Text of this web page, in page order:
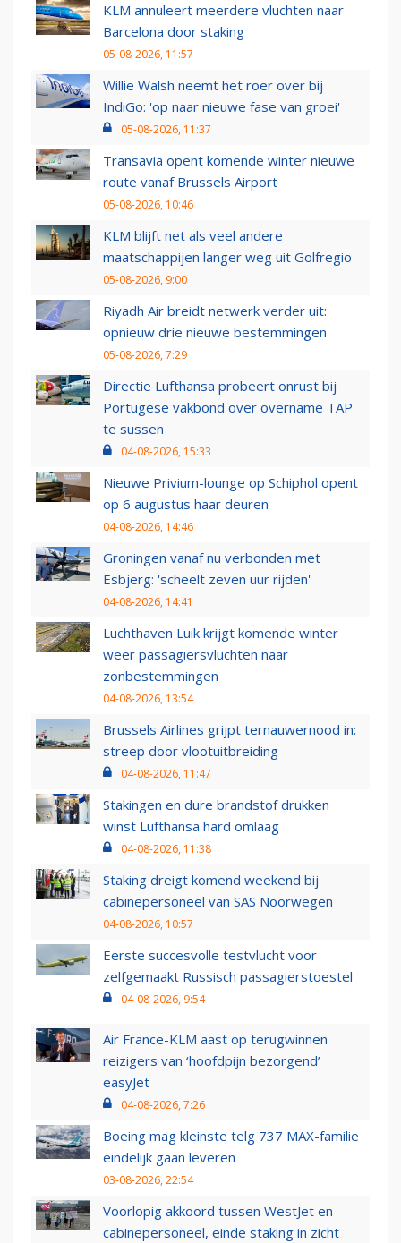
KLM annuleert meerdere vluchten naar
Barcelona door staking
05-08-2026, 11:57
Willie Walsh neemt het roer over bij
IndiGo: 'op naar nieuwe fase van groei'
05-08-2026, 11:37
Transavia opent komende winter nieuwe
route vanaf Brussels Airport
05-08-2026, 10:46
KLM blijft net als veel andere
maatschappijen langer weg uit Golfregio
05-08-2026, 9:00
Riyadh Air breidt netwerk verder uit:
opnieuw drie nieuwe bestemmingen
05-08-2026, 7:29
Directie Lufthansa probeert onrust bij
Portugese vakbond over overname TAP
te sussen
04-08-2026, 15:33
Nieuwe Privium-lounge op Schiphol opent
op 6 augustus haar deuren
04-08-2026, 14:46
Groningen vanaf nu verbonden met
Esbjerg: 'scheelt zeven uur rijden'
04-08-2026, 14:41
Luchthaven Luik krijgt komende winter
weer passagiersvluchten naar
zonbestemmingen
04-08-2026, 13:54
Brussels Airlines grijpt ternauwernood in:
streep door vlootuitbreiding
04-08-2026, 11:47
Stakingen en dure brandstof drukken
winst Lufthansa hard omlaag
04-08-2026, 11:38
Staking dreigt komend weekend bij
cabinepersoneel van SAS Noorwegen
04-08-2026, 10:57
Eerste succesvolle testvlucht voor
zelfgemaakt Russisch passagierstoestel
04-08-2026, 9:54
Air France-KLM aast op terugwinnen
reizigers van ‘hoofdpijn bezorgend’
easyJet
04-08-2026, 7:26
Boeing mag kleinste telg 737 MAX-familie
eindelijk gaan leveren
03-08-2026, 22:54
Voorlopig akkoord tussen WestJet en
cabinepersoneel, einde staking in zicht